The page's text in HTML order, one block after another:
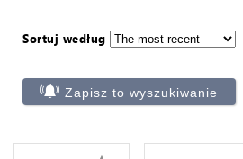
Sortuj według
Zapisz to wyszukiwanie